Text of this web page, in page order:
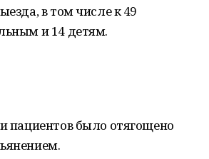
в том числе к 49
и 14 детям.
пациентов было отягощено